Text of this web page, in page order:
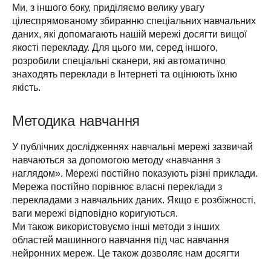
Ми, з іншого боку, приділяємо велику увагу
цілеспрямованому збиранню спеціальних навчальних
даних, які допомагають нашій мережі досягти вищої
якості перекладу. Для цього ми, серед іншого,
розробили спеціальні сканери, які автоматично
знаходять переклади в Інтернеті та оцінюють їхню
якість.
Методика навчання
У публічних дослідженнях навчальні мережі зазвичай
навчаються за допомогою методу «навчання з
наглядом». Мережі постійно показують різні приклади.
Мережа постійно порівнює власні переклади з
перекладами з навчальних даних. Якщо є розбіжності,
ваги мережі відповідно коригуються.
Ми також використовуємо інші методи з інших
областей машинного навчання під час навчання
нейронних мереж. Це також дозволяє нам досягти